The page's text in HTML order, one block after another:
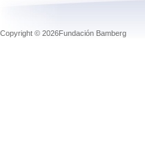
Copyright © 2026Fundación Bamberg